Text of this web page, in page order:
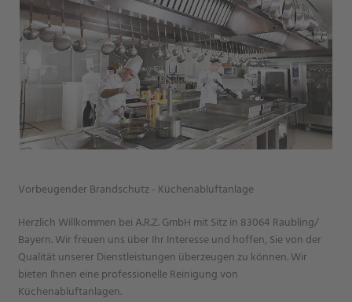
Vorbeugender Brandschutz - Küchenabluftanlage
Herzlich Willkommen bei A.R.Z. GmbH mit Sitz in 83064 Raubling/
Bayern. Wir freuen uns über Ihr Interesse und hoffen, Sie von der
Qualität unserer Dienstleistungen überzeugen zu können. Wir
bieten Ihnen eine professionelle Reinigung von
Küchenabluftanlagen.